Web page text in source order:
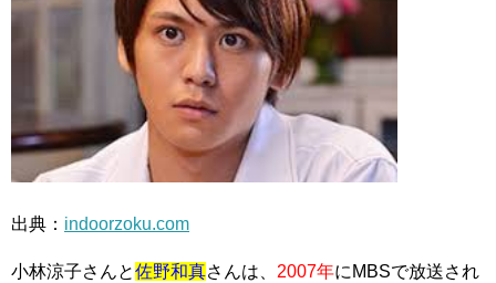
出典： indoorzoku.com
小林涼子さんと佐野和真さんは、 2007年にMBSで放送され